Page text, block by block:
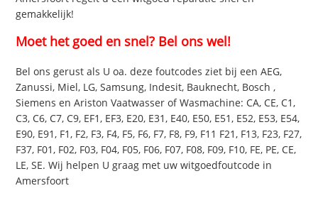
gemakkelijk!
Moet het goed en snel? Bel ons wel!
Bel ons gerust als U oa. deze foutcodes ziet bij een AEG,
Zanussi, Miel, LG, Samsung, Indesit, Bauknecht, Bosch ,
Siemens en Ariston Vaatwasser of Wasmachine: CA, CE, C1,
C3, C6, C7, C9, EF1, EF3, E20, E31, E40, E50, E51, E52, E53, E54,
E90, E91, F1, F2, F3, F4, F5, F6, F7, F8, F9, F11 F21, F13, F23, F27,
F37, F01, F02, F03, F04, F05, F06, F07, F08, F09, F10, FE, PE, CE,
LE, SE. Wij helpen U graag met uw witgoedfoutcode in
Amersfoort